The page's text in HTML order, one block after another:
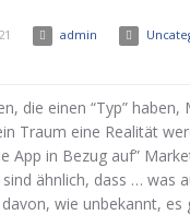
admin
die einen “Typ”
Traum eine Realität
App in Bezug auf”
ähnlich, dass … was
wie unbekannt, es